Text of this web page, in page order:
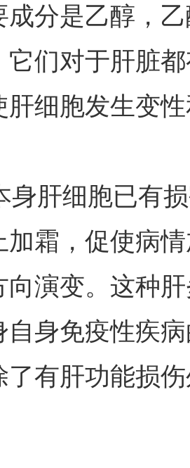
成分是乙醇，
它们对于肝脏
细胞发生变性
肝细胞已有损
加霜，促使病
向演变。这种
自身免疫性疾
了有肝功能损